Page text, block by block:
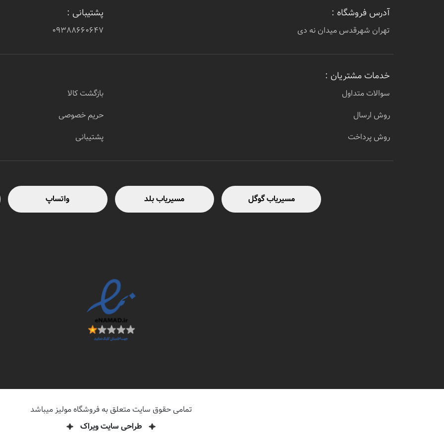
آدرس فروشگاه :
تهران شهرقدس میدان نه دی
پشتیبانی :
۰۹۳۸۸۶۶۰۶۴۷
خدمات مشتریان :
سوالات متداول
بازگشت کالا
روش ارسال
حریم خصوصی
روش پرداخت
پشتیبانی
مسیریاب گوگل مسیریاب بلد واتساپ
تمامی حقوق سایت متعلق به فروشگاه مولیز میباشد
طراحی سایت ویراک